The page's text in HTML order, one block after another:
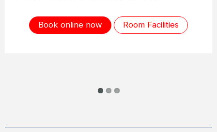
Book online now Room Facilities